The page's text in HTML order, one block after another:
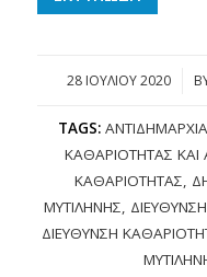
28 ΙΟΥΛΊΟΥ 2020
/
TAGS:
ΚΑΘΑΡΙΌΤΗΤΑΣ
ΚΑΘΑΡΙΌΤΗΤΑΣ,
ΜΥΤΙΛΉΝΗΣ,
ΔΙΕΎΘΥΝΣΗ